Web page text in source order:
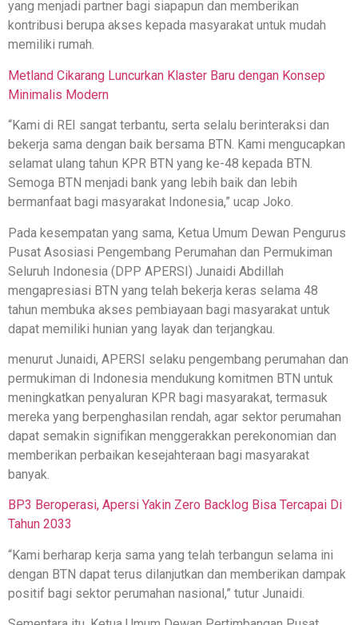
yang menjadi partner bagi siapapun dan memberikan
kontribusi berupa akses kepada masyarakat untuk mudah
memiliki rumah.
Metland Cikarang Luncurkan Klaster Baru dengan Konsep
Minimalis Modern
“Kami di REI sangat terbantu, serta selalu berinteraksi dan
bekerja sama dengan baik bersama BTN. Kami mengucapkan
selamat ulang tahun KPR BTN yang ke-48 kepada BTN.
Semoga BTN menjadi bank yang lebih baik dan lebih
bermanfaat bagi masyarakat Indonesia,” ucap Joko.
Pada kesempatan yang sama, Ketua Umum Dewan Pengurus
Pusat Asosiasi Pengembang Perumahan dan Permukiman
Seluruh Indonesia (DPP APERSI) Junaidi Abdillah
mengapresiasi BTN yang telah bekerja keras selama 48
tahun membuka akses pembiayaan bagi masyarakat untuk
dapat memiliki hunian yang layak dan terjangkau.
menurut Junaidi, APERSI selaku pengembang perumahan dan
permukiman di Indonesia mendukung komitmen BTN untuk
meningkatkan penyaluran KPR bagi masyarakat, termasuk
mereka yang berpenghasilan rendah, agar sektor perumahan
dapat semakin signifikan menggerakkan perekonomian dan
memberikan perbaikan kesejahteraan bagi masyarakat
banyak.
BP3 Beroperasi, Apersi Yakin Zero Backlog Bisa Tercapai Di
Tahun 2033
“Kami berharap kerja sama yang telah terbangun selama ini
dengan BTN dapat terus dilanjutkan dan memberikan dampak
positif bagi sektor perumahan nasional,” tutur Junaidi.